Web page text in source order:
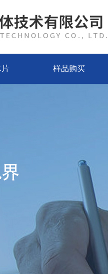
片 样品购买